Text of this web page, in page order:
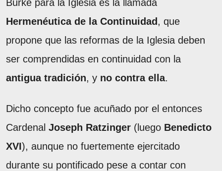
Burke para la Iglesia es la llamada
Hermenéutica de la Continuidad , que
propone que las reformas de la Iglesia deben
ser comprendidas en continuidad con la
antigua tradición, y no contra ella.
Dicho concepto fue acuñado por el entonces
Cardenal Joseph Ratzinger (luego Benedicto
XVI), aunque no fuertemente ejercitado
durante su pontificado pese a contar con